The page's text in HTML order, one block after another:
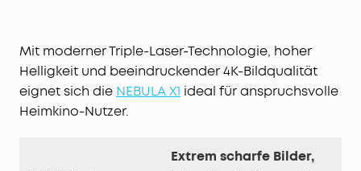
deine bevorzugten Einstellungen für jeden Raum.
Netflix in 4K – ganz offiziell:Genieße über 10.000
Apps, einschließlich des 4K-Netflix mit Dolby Vision
via Google TV – ganz ohne Zusatzgeräte oder
Dongles.
Mit moderner Triple-Laser-Technologie, hoher
Helligkeit und beeindruckender 4K-Bildqualität
eignet sich die NEBULA X1 ideal für anspruchsvolle
Heimkino-Nutzer.
Extrem scharfe Bilder,